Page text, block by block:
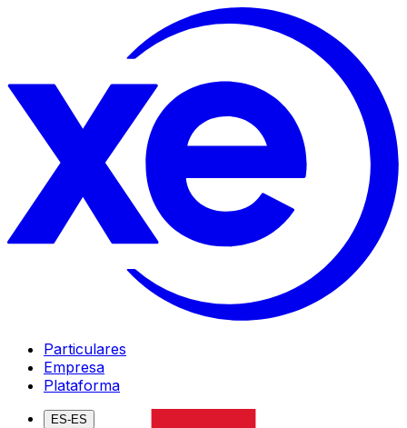
Particulares
Empresa
Plataforma
ES-ES